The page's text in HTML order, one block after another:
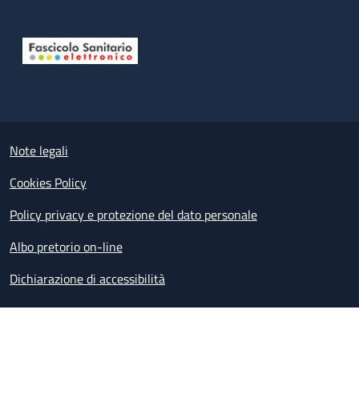
Small prints
Note legali
Cookies Policy
Policy privacy e protezione del dato personale
Albo pretorio on-line
Dichiarazione di accessibilità